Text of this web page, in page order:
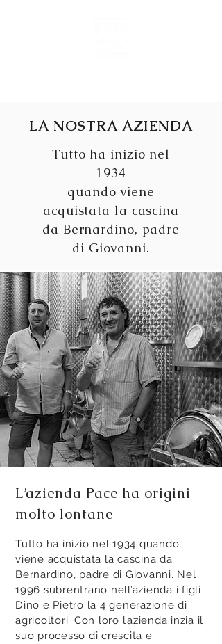
LA NOSTRA AZIENDA
Tutto ha inizio nel
1934
quando viene
acquistata la cascina
da Bernardino, padre
di Giovanni.
L’azienda Pace ha origini
molto lontane
Tutto ha inizio nel 1934 quando
viene acquistata la cascina da
Bernardino, padre di Giovanni. Nel
1996 subrentrano nell’azienda i figli
Dino e Pietro la 4 generazione di
agricoltori. Con loro l’azienda inzia il
suo processo di crescita e